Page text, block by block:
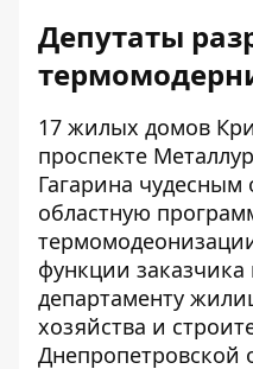
Депутаты
17 жилых домов
проспекте
Гагарина чудесным
областную
функции
департаменту
хозяйства и
Днепропетровской